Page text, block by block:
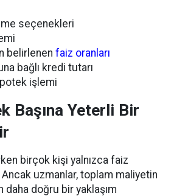
seçenekleri
belirlenen faiz oranları
bağlı kredi tutarı
işlemi
Başına Yeterli Bir
birçok kişi yalnızca faiz
Ancak uzmanlar, toplam maliyetin
doğru bir yaklaşım